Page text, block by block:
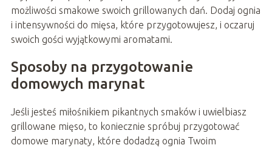
możliwości smakowe swoich grillowanych dań. Dodaj ognia
i intensywności do mięsa, które przygotowujesz, i oczaruj
swoich gości wyjątkowymi aromatami.
Sposoby na przygotowanie
domowych marynat
Jeśli jesteś miłośnikiem pikantnych smaków i uwielbiasz
grillowane mięso, to koniecznie spróbuj przygotować
domowe marynaty, które dodadzą ognia Twoim